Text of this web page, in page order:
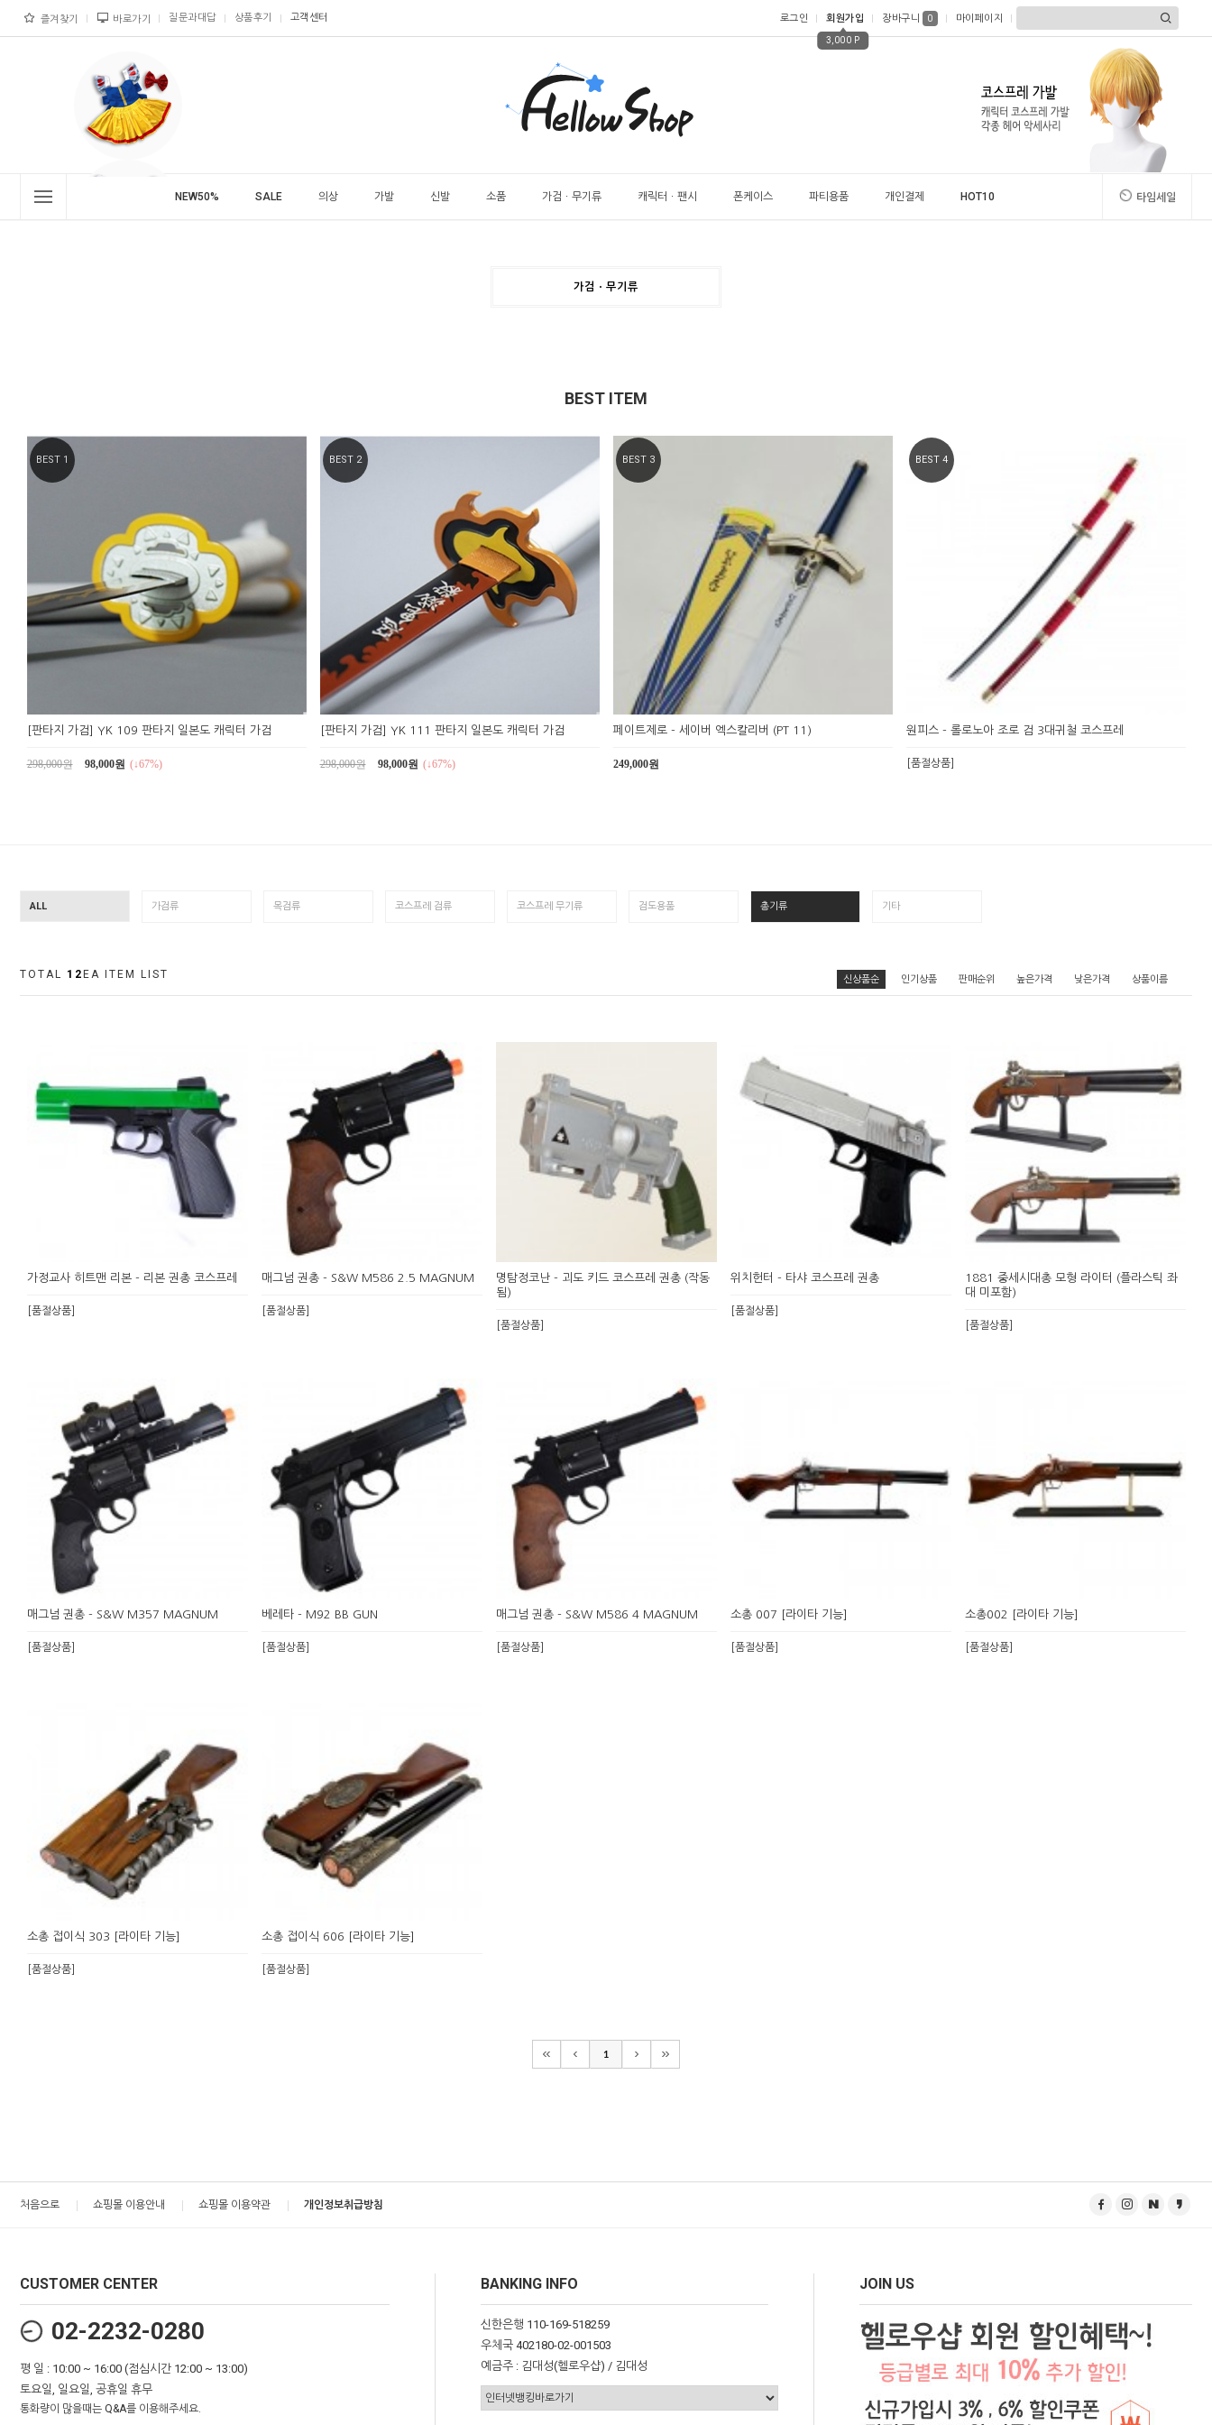
즐겨찾기 바로가기 질문과대답 상품후기 고객센터 로그인 회원가입
3,000 P
장바구니 0 마이페이지
NEW50% SALE 의상 가발 신발 소품 가검ㆍ무기류 캐릭터ㆍ팬시 폰케이스 파티용품 개인결제 HOT10 타임세일
가검ㆍ무기류
BEST ITEM
BEST 1
[판타지 가검] YK 109 판타지 일본도 캐릭터 가검
298,000원 98,000원 (↓67%)
BEST 2
[판타지 가검] YK 111 판타지 일본도 캐릭터 가검
298,000원 98,000원 (↓67%)
BEST 3
페이트제로 - 세이버 엑스칼리버 (PT 11)
249,000원
BEST 4
원피스 - 롤로노아 조로 검 3대귀철 코스프레
[품절상품]
ALL 가검류 목검류 코스프레 검류 코스프레 무기류 검도용품 총기류 기타
TOTAL 12 EA ITEM LIST 신상품순 인기상품 판매순위 높은가격 낮은가격 상품이름
가정교사 히트맨 리본 - 리본 권총 코스프레
[품절상품]
매그넘 권총 - S&W M586 2.5 MAGNUM
[품절상품]
명탐정코난 - 괴도 키드 코스프레 권총 (작동
됨)
[품절상품]
위치헌터 - 타샤 코스프레 권총
[품절상품]
1881 중세시대총 모형 라이터 (플라스틱 좌
대 미포함)
[품절상품]
매그넘 권총 - S&W M357 MAGNUM
[품절상품]
베레타 - M92 BB GUN
[품절상품]
매그넘 권총 - S&W M586 4 MAGNUM
[품절상품]
소총 007 [라이타 기능]
[품절상품]
소총002 [라이타 기능]
[품절상품]
소총 접이식 303 [라이타 기능]
[품절상품]
소총 접이식 606 [라이타 기능]
[품절상품]
1
처음으로 쇼핑몰 이용안내 쇼핑몰 이용약관 개인정보취급방침
CUSTOMER CENTER
02-2232-0280
평 일 : 10:00 ~ 16:00 (점심시간 12:00 ~ 13:00)
토요일, 일요일, 공휴일 휴무
통화량이 많을때는 Q&A를 이용해주세요.
BANKING INFO
신한은행 110-169-518259
우체국 402180-02-001503
예금주 : 김대성(헬로우샵) / 김대성
JOIN US